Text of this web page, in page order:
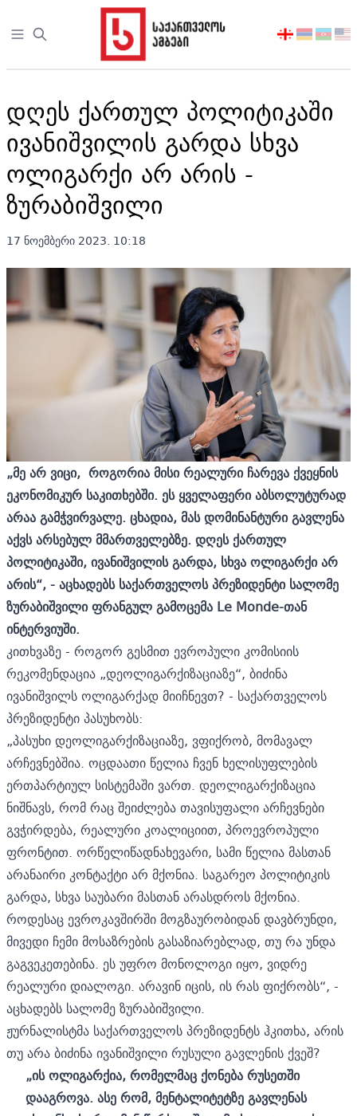
Open sidebar
აირჩიეთ
დღეს ქართულ პოლიტიკაში
ივანიშვილის გარდა სხვა
ოლიგარქი არ არის -
ზურაბიშვილი
17 ნოემბერი 2023. 10:18
„მე არ ვიცი, როგორია მისი რეალური ჩარევა ქვეყნის
ეკონომიკურ საკითხებში. ეს ყველაფერი აბსოლუტურად
არაა გამჭვირვალე. ცხადია, მას დომინანტური გავლენა
აქვს არსებულ მმართველებზე. დღეს ქართულ
პოლიტიკაში, ივანიშვილის გარდა, სხვა ოლიგარქი არ
არის“, - აცხადებს საქართველოს პრეზიდენტი სალომე
ზურაბიშვილი ფრანგულ გამოცემა Le Monde-თან
ინტერვიუში.
კითხვაზე - როგორ გესმით ევროპული კომისიის
რეკომენდაცია „დეოლიგარქიზაციაზე“, ბიძინა
ივანიშვილს ოლიგარქად მიიჩნევთ? - საქართველოს
პრეზიდენტი პასუხობს:
„პასუხი დეოლიგარქიზაციაზე, ვფიქრობ, მომავალ
არჩევნებშია. ოცდაათი წელია ჩვენ ხელისუფლების
ერთპარტიულ სისტემაში ვართ. დეოლიგარქიზაცია
ნიშნავს, რომ რაც შეიძლება თავისუფალი არჩევნები
გვჭირდება, რეალური კოალიციით, პროევროპული
ფრონტით. ორწელიწადნახევარი, სამი წელია მასთან
არანაირი კონტაქტი არ მქონია. საგარეო პოლიტიკის
გარდა, სხვა საუბარი მასთან არასდროს მქონია.
როდესაც ევროკავშირში მოგზაურობიდან დავბრუნდი,
მივედი ჩემი მოსაზრების გასაზიარებლად, თუ რა უნდა
გაგვეკეთებინა. ეს უფრო მონოლოგი იყო, ვიდრე
რეალური დიალოგი. არავინ იცის, ის რას ფიქრობს“, -
აცხადებს სალომე ზურაბიშვილი.
ჟურნალისტმა საქართველოს პრეზიდენტს ჰკითხა, არის
თუ არა ბიძინა ივანიშვილი რუსული გავლენის ქვეშ?
„ის ოლიგარქია, რომელმაც ქონება რუსეთში
დააგროვა. ასე რომ, მენტალიტეტზე გავლენას